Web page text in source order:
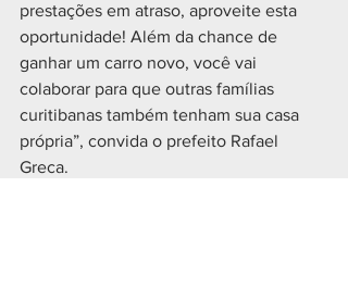
prestações em atraso, aproveite esta
oportunidade! Além da chance de
ganhar um carro novo, você vai
colaborar para que outras famílias
curitibanas também tenham sua casa
própria”, convida o prefeito Rafael
Greca.